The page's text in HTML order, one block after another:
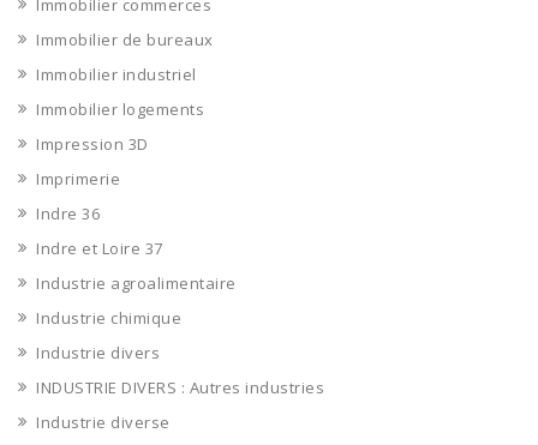
Immobilier commerces
Immobilier de bureaux
Immobilier industriel
Immobilier logements
Impression 3D
Imprimerie
Indre 36
Indre et Loire 37
Industrie agroalimentaire
Industrie chimique
Industrie divers
INDUSTRIE DIVERS : Autres industries
Industrie diverse